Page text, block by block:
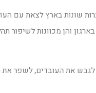
שונות בארץ לצאת עם
והן מכוונות לשיפור
את העובדים, לשפר את